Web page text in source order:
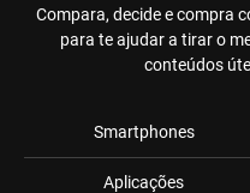
Compara, decide e compra
para te ajudar a tirar o
conteúdos
Smartphones
Aplicações